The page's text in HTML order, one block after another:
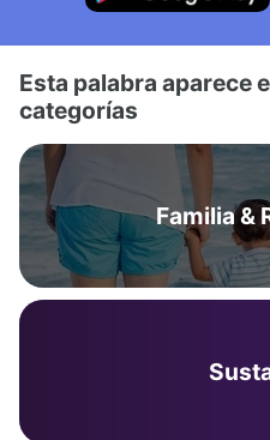
Esta palabra aparece
categorías
Familia &